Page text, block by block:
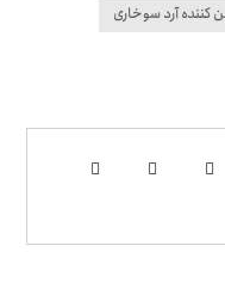
کننده آرد سوخاری